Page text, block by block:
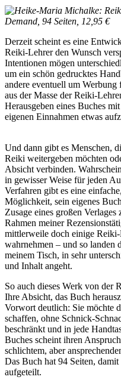
Demand, 94 Seiten, 12,95 €
Derzeit scheint es eine
Reiki-Lehrer den Wunsch
Intentionen mögen
um ein schön gedrucktes
andere eventuell um
aus der Masse der Reiki-
Herausgeben eines Buches
eigenen Einnahmen etwas
Und dann gibt es Menschen,
Reiki weitergeben möchten
Absicht verbinden.
in gewisser Weise für jeden
Verfahren gibt es eine
Möglichkeit, sein eigenes
Zusage eines großen
Rahmen meiner
mittlerweile doch einige
wahrnehmen – und so landen
meinem Tisch, in sehr
und Inhalt angeht.
So auch dieses Werk von
Ihre Absicht, das Buch
Vorwort deutlich: Sie möchte
schaffen, ohne Schnick-
beschränkt und in jede
Buches scheint ihren
schlichtem, aber
Das Buch hat 94 Seiten,
aufgeteilt.